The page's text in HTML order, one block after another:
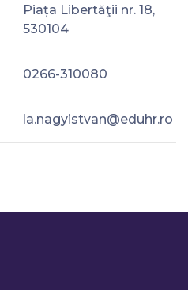
Piața Libertăţii nr. 18,
530104
0266-310080
la.nagyistvan@eduhr.ro